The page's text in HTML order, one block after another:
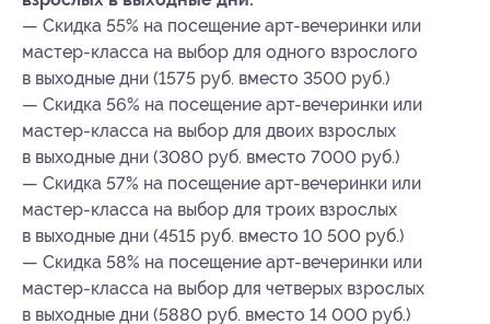
— Скидка 55% на посещение арт-вечеринки или
мастер-класса на выбор для одного взрослого
в выходные дни (1575 руб. вместо 3500 руб.)
— Скидка 56% на посещение арт-вечеринки или
мастер-класса на выбор для двоих взрослых
в выходные дни (3080 руб. вместо 7000 руб.)
— Скидка 57% на посещение арт-вечеринки или
мастер-класса на выбор для троих взрослых
в выходные дни (4515 руб. вместо 10 500 руб.)
— Скидка 58% на посещение арт-вечеринки или
мастер-класса на выбор для четверых взрослых
в выходные дни (5880 руб. вместо 14 000 руб.)